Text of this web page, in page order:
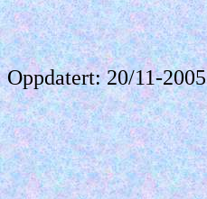
Oppdatert: 20/11-2005